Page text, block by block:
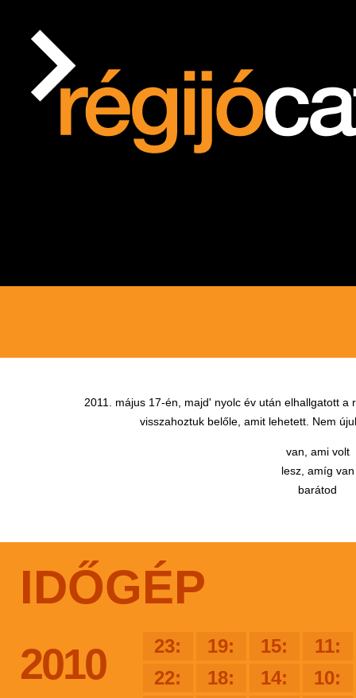
2011. május 17-én, majd' nyolc év után elhallgatott
visszahoztuk belőle, amit lehetett. Nem
van, ami volt
lesz, amíg van
barátod
IDŐGÉP
2010
23: 19: 15:
11:
22:
18: 14:
10: